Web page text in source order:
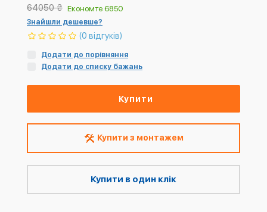
64050₴ Економте 6850
Знайшли дешевше?
(0 відгуків)
Додати до порівняння
Додати до списку бажань
Купити
Купити з монтажем
Купити в один клік